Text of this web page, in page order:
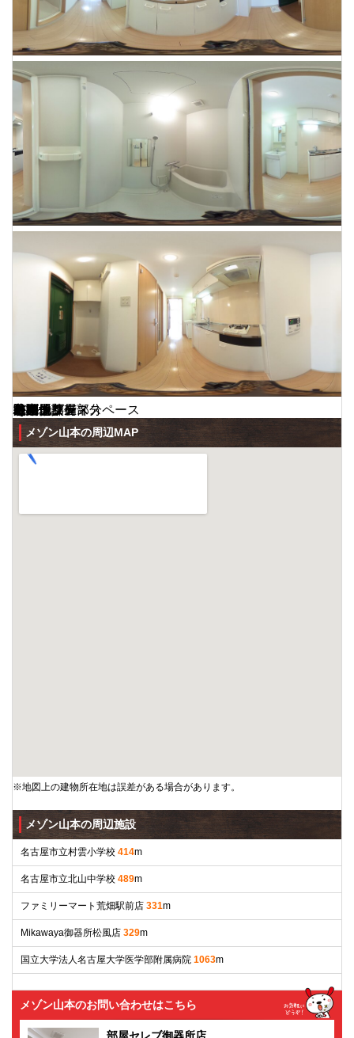
リビング
キッチン
浴室
トイレ
その他部屋・スペース
収納
洗面所
玄関
バルコニー
セキュリティ
その他設備
その他
リビング
キッチン
外観
外観
駐車場
エントランス
駐車場
ロビー
その他共有部分
エントランス
メゾン山本の周辺MAP
※地図上の建物所在地は誤差がある場合があります。
メゾン山本の周辺施設
名古屋市立村雲小学校 414m
名古屋市立北山中学校 489m
ファミリーマート荒畑駅前店 331m
Mikawaya御器所松風店 329m
国立大学法人名古屋大学医学部附属病院 1063m
メゾン山本のお問い合わせはこちら
部屋セレブ御器所店